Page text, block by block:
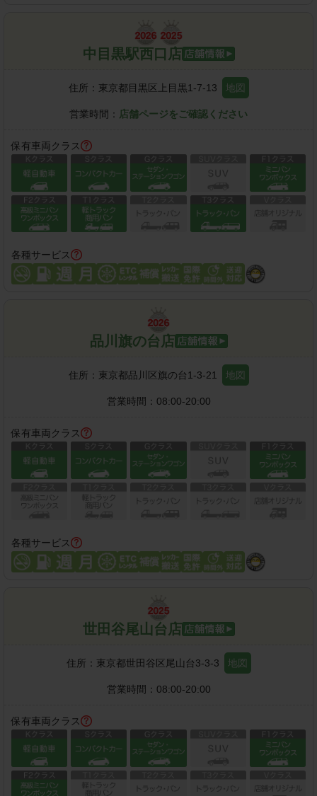
中目黒駅西口店
住所： 東京都目黒区上目黒1-7-13 地図
営業時間： 店舗ページをご確認ください
保有車両クラス
各種サービス
品川旗の台店
住所： 東京都品川区旗の台1-3-21 地図
営業時間： 08:00-20:00
保有車両クラス
各種サービス
世田谷尾山台店
住所： 東京都世田谷区尾山台3-3-3 地図
営業時間： 08:00-20:00
保有車両クラス